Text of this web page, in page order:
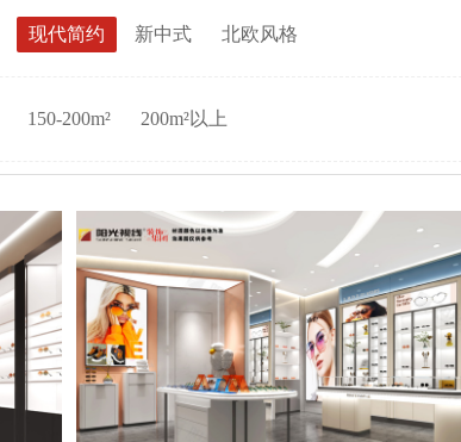
现代简约 新中式 北欧风格
150-200m² 200m²以上